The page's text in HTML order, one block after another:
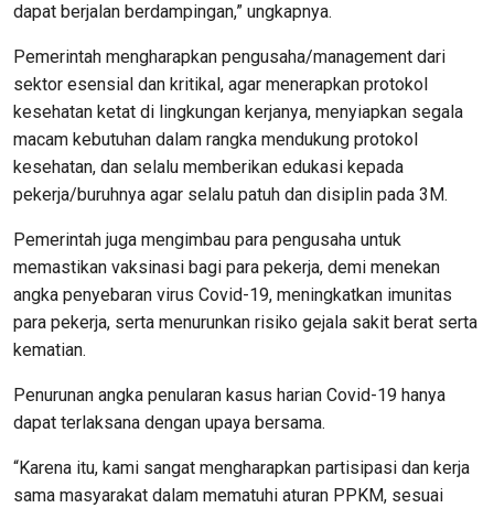
dapat berjalan berdampingan,” ungkapnya.
Pemerintah mengharapkan pengusaha/management dari
sektor esensial dan kritikal, agar menerapkan protokol
kesehatan ketat di lingkungan kerjanya, menyiapkan segala
macam kebutuhan dalam rangka mendukung protokol
kesehatan, dan selalu memberikan edukasi kepada
pekerja/buruhnya agar selalu patuh dan disiplin pada 3M.
Pemerintah juga mengimbau para pengusaha untuk
memastikan vaksinasi bagi para pekerja, demi menekan
angka penyebaran virus Covid-19, meningkatkan imunitas
para pekerja, serta menurunkan risiko gejala sakit berat serta
kematian.
Penurunan angka penularan kasus harian Covid-19 hanya
dapat terlaksana dengan upaya bersama.
“Karena itu, kami sangat mengharapkan partisipasi dan kerja
sama masyarakat dalam mematuhi aturan PPKM, sesuai